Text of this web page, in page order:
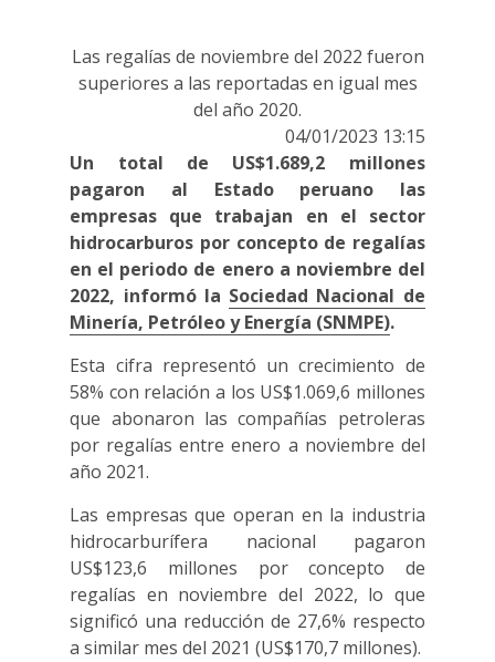
Las regalías de noviembre del 2022 fueron
superiores a las reportadas en igual mes
del año 2020.
04/01/2023 13:15
Un total de US$1.689,2 millones
pagaron al Estado peruano las
empresas que trabajan en el sector
hidrocarburos por concepto de regalías
en el periodo de enero a noviembre del
2022, informó la Sociedad Nacional de
Minería, Petróleo y Energía (SNMPE).
Esta cifra representó un crecimiento de
58% con relación a los US$1.069,6 millones
que abonaron las compañías petroleras
por regalías entre enero a noviembre del
año 2021.
Las empresas que operan en la industria
hidrocarburífera nacional pagaron
US$123,6 millones por concepto de
regalías en noviembre del 2022, lo que
significó una reducción de 27,6% respecto
a similar mes del 2021 (US$170,7 millones).